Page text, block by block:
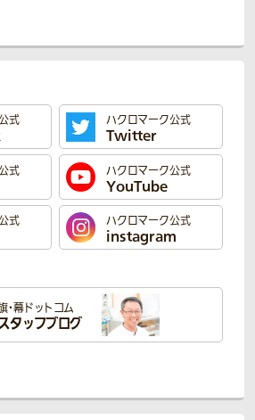
式 ハクロマーク公式
Twitter
式 ハクロマーク公式
YouTube
式 ハクロマーク公式
instagram
・幕ドットコム
タッフブログ